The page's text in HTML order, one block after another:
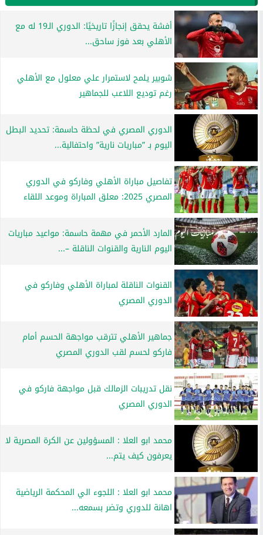
أفشة يحقق إنجازًا تاريخيًا: الدوري الـ19 له مع
الأهلي بعد فوز ساحق...
شوبير يلمح لاستمرار علي معلول مع الأهلي
رغم توديع اللاعب للجماهير
الدوري المصري في لحظة حاسمة: تحديد البطل
اليوم بـ ”مباريات نارية” واحتفالية...
تفاصيل مباراة الأهلي وفاركو في الدوري
المصري 2025: معلق المباراة وموعد اللقاء
المارد الأحمر في مهمة حاسمة: مواعيد مباريات
اليوم النارية والقنوات الناقلة –...
القنوات الناقلة لمباراة الأهلي وفاركو في
الدوري المصري
جماهير الأهلي تترقب مواجهة الحسم أمام
فاركو لحسم لقب الدوري المصري
نقل تدريبات الزمالك قبل مواجهة فاركو في
الدوري المصري
محمد ابو العلا : المسؤولين عن الكرة المصرية لا
يعرفون كيف يتم...
محمد ابو العلا : اللجوء الي المحكمة الرياضية
اهانة للدوري وتضر بسمعه...